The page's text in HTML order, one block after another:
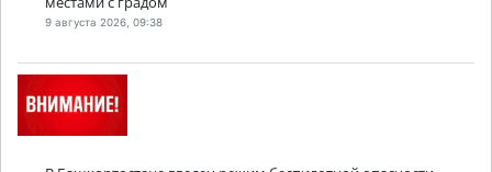
9 августа 2026, 09:38